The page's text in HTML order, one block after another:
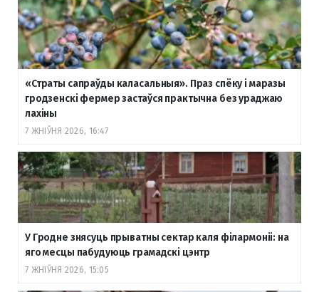
«Страты сапраўды каласальныя». Праз спёку і маразы
гродзенскі фермер застаўся практычна без ураджаю
лахіны
7 ЖНІЎНЯ 2026, 16:47
У Гродне знясуць прыватны сектар каля філармоніі: на
яго месцы пабудуюць грамадскі цэнтр
7 ЖНІЎНЯ 2026, 15:05